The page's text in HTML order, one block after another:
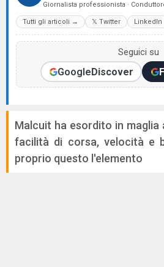
Giornalista professionista ·
Tutti gli articoli → 𝕏 Twitter LinkedIn
Seguici su
GoogleDiscover
Malcuit ha esordito in
facilità di corsa, velocità e
proprio questo l'elemento